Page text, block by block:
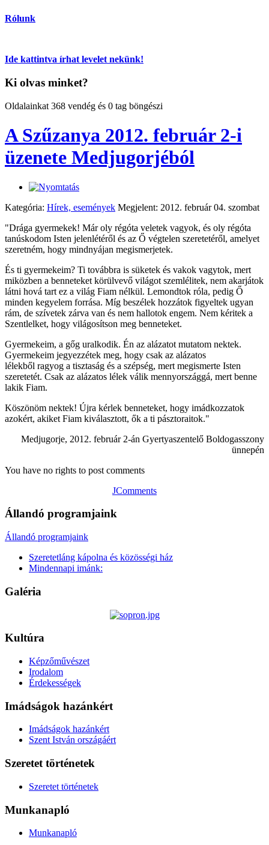
Rólunk
Ide kattintva írhat levelet nekünk!
Ki olvas minket?
Oldalainkat 368 vendég és 0 tag böngészi
A Szűzanya 2012. február 2-i
üzenete Medjugorjéból
Kategória: Hírek, események Megjelent: 2012. február 04. szombat
"Drága gyermekek! Már oly régóta veletek vagyok, és oly régóta
tanúskodom Isten jelenlétéről és az Ő végtelen szeretetéről, amelyet
szeretném, hogy mindnyájan megismerjetek.
És ti gyermekeim? Ti továbbra is süketek és vakok vagytok, mert
miközben a benneteket körülvevő világot szemlélitek, nem akarjátok
látni hová tart ez a világ Fiam nélkül. Lemondtok róla, pedig Ő
minden kegyelem forrása. Míg beszélek hozzátok figyeltek ugyan
rám, de szívetek zárva van és nem hallotok engem. Nem kéritek a
Szentlelket, hogy világosítson meg benneteket.
Gyermekeim, a gőg uralkodik. Én az alázatot mutatom nektek.
Gyermekeim jegyezzétek meg, hogy csak az alázatos
lélekből ragyog a tisztaság és a szépség, mert megismerte Isten
szeretetét. Csak az alázatos lélek válik mennyországgá, mert benne
lakik Fiam.
Köszönöm nektek! Újra kérlek benneteket, hogy imádkozzatok
azokért, akiket Fiam kiválasztott, ők a ti pásztoraitok."
Medjugorje, 2012. február 2-án Gyertyaszentelő Boldogasszony
ünnepén
You have no rights to post comments
JComments
Állandó programjaink
Állandó programjaink
Szeretetláng kápolna és közösségi ház
Mindennapi imánk:
Galéria
Kultúra
Képzőművészet
Irodalom
Érdekességek
Imádságok hazánkért
Imádságok hazánkért
Szent István országáért
Szeretet történetek
Szeretet történetek
Munkanapló
Munkanapló